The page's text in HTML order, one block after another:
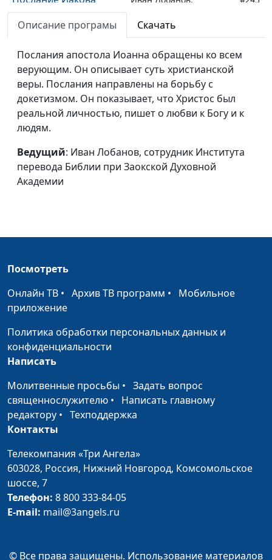
перевода Библии при
Академии
Деяния апостолов
Иван Лобанов,
сотрудник Института
перевода Библии при
Евангелие от Иоанна -
весть о Боге-Отце и
Иван Лобанов,
весть для
образованных греков
Заокской Духовной
Евангелие от Марка —
весть для язычников
Иван Лобанов,
Академии
Евангелие от Матфея
— весть для
Иван Лобанов,
Заокской Духовной
Академии
Книга пророка
Малахии
Академии
Описание програмы Скачать
Послания апостола Иоанна обращены ко всем
верующим. Он описывает суть христианской
веры. Послания направлены на борьбу с
докетизмом. Он показывает, что Христос был
реальной личностью, пишет о любви к Богу и к
людям.
Ведущий: Иван Лобанов, сотрудник Института
перевода Библии при Заокской Духовной
Академии
Посмотреть
Онлайн ТВ • Архив ТВ программ • Мобильное
приложение
Политика обработки персональных данных и
конфиденциальности
Написать
Молитвенные просьбы • Задать вопрос
священнослужителю • Написать главному
редактору • Техподдержка
Контакты
Телекомпания «Три Ангела»
603028, Россия, Нижний Новгород, Комсомольское
шоссе, 7
Телефон: 8 800 333-84-05
E-mail: mail@3angels.ru
© Все права защищены. Использование материалов